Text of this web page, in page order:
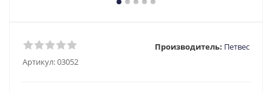
Артикул:03052
Производитель: Петвес